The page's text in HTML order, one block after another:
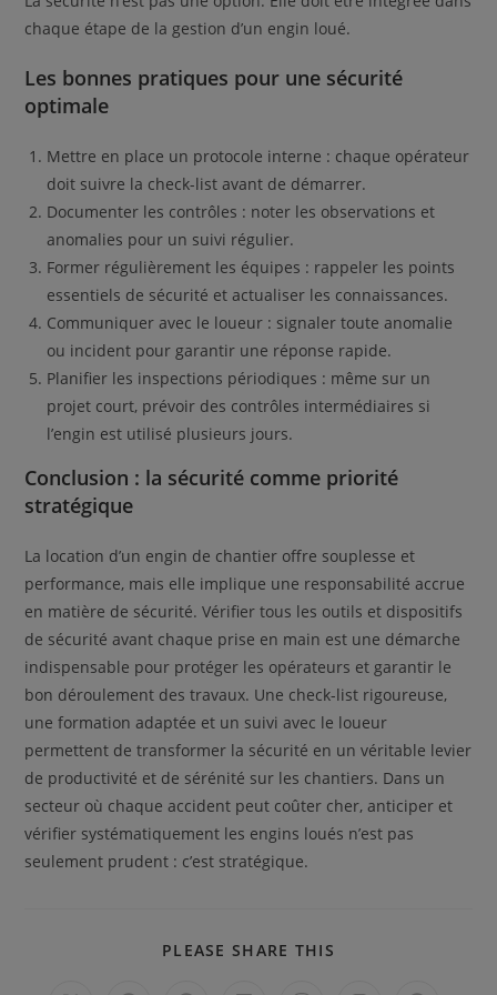
chaque étape de la gestion d’un engin loué.
Les bonnes pratiques pour une sécurité
optimale
Mettre en place un protocole interne : chaque opérateur
doit suivre la check-list avant de démarrer.
Documenter les contrôles : noter les observations et
anomalies pour un suivi régulier.
Former régulièrement les équipes : rappeler les points
essentiels de sécurité et actualiser les connaissances.
Communiquer avec le loueur : signaler toute anomalie
ou incident pour garantir une réponse rapide.
Planifier les inspections périodiques : même sur un
projet court, prévoir des contrôles intermédiaires si
l’engin est utilisé plusieurs jours.
Conclusion : la sécurité comme priorité
stratégique
La location d’un engin de chantier offre souplesse et
performance, mais elle implique une responsabilité accrue
en matière de sécurité. Vérifier tous les outils et dispositifs
de sécurité avant chaque prise en main est une démarche
indispensable pour protéger les opérateurs et garantir le
bon déroulement des travaux. Une check-list rigoureuse,
une formation adaptée et un suivi avec le loueur
permettent de transformer la sécurité en un véritable levier
de productivité et de sérénité sur les chantiers. Dans un
secteur où chaque accident peut coûter cher, anticiper et
vérifier systématiquement les engins loués n’est pas
seulement prudent : c’est stratégique.
PLEASE SHARE THIS